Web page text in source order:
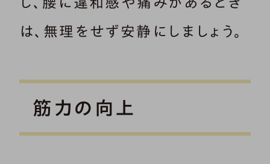
は、無理をせず安静にしましょう。
筋力の向上